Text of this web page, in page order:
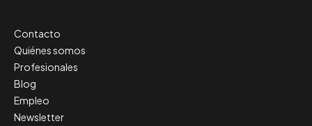
Contacto
Quiénes somos
Profesionales
Blog
Empleo
Newsletter